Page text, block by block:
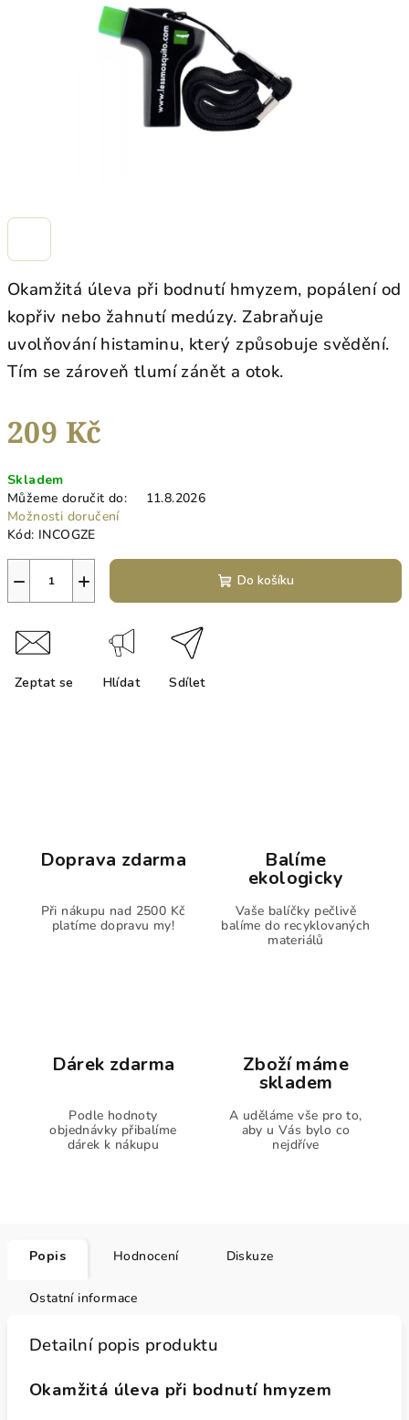
Okamžitá úleva při bodnutí hmyzem, popálení od
kopřiv nebo žahnutí medúzy. Zabraňuje
uvolňování histaminu, který způsobuje svědění.
Tím se zároveň tlumí zánět a otok.
209 Kč
cena:
Skladem
Můžeme doručit do:
11.8.2026
Možnosti doručení
Kód: INCOGZE
+
− Do košíku
Zeptat se Hlídat Sdílet
hvězdiček.
Doprava zdarma
Při nákupu nad 2500 Kč
platíme dopravu my!
Balíme
ekologicky
Vaše balíčky pečlivě
balíme do recyklovaných
materiálů
Dárek zdarma
Podle hodnoty
objednávky přibalíme
dárek k nákupu
Zboží máme
skladem
A uděláme vše pro to,
aby u Vás bylo co
nejdříve
Popis Hodnocení Diskuze
Ostatní informace
Detailní popis produktu
Okamžitá úleva při bodnutí hmyzem